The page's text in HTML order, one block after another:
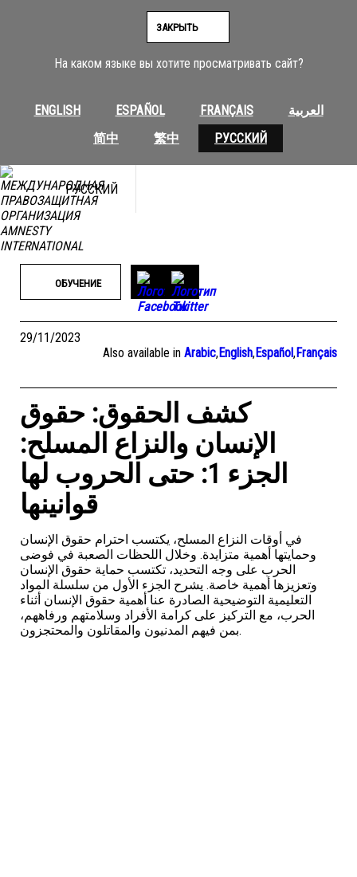
На каком языке вы хотите просматривать сайт?
ENGLISH ESPAÑOL FRANÇAIS
العربية
简中
繁中 РУССКИЙ
ЗАКРЫТЬ
РУССКИЙ
ОБУЧЕНИЕ
29/11/2023
Also available in Arabic,English,Español,Français
كشف الحقوق: حقوق
الإنسان والنزاع المسلح:
الجزء 1: حتى الحروب لها
قوانينها
في أوقات النزاع المسلح، يكتسب احترام حقوق الإنسان
وحمايتها أهمية متزايدة. وخلال اللحظات الصعبة في فوضى
الحرب على وجه التحديد، تكتسب حماية حقوق الإنسان
وتعزيزها أهمية خاصة. يشرح الجزء الأول من سلسلة المواد
التعليمية التوضيحية الصادرة عنا أهمية حقوق الإنسان أثناء
الحرب، مع التركيز على كرامة الأفراد وسلامتهم ورفاههم،
بمن فيهم المدنيون والمقاتلون والمحتجزون.